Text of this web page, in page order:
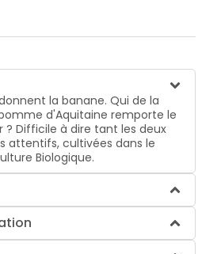
la banane. Qui de la
d'Aquitaine remporte le
? Difficile à dire tant les deux
attentifs, cultivées dans le
Biologique.